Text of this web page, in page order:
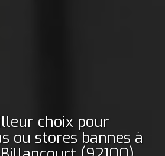
choix pour
ou stores bannes à